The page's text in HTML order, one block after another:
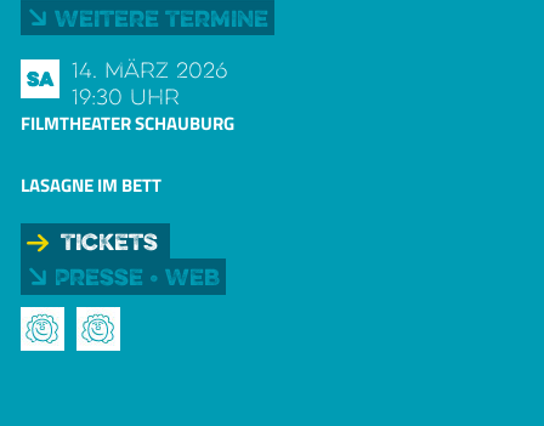
Weitere Termine
Sa
14. März 2026
19:30 Uhr
FILMTHEATER SCHAUBURG
LASAGNE IM BETT
Tickets
Presse • Web